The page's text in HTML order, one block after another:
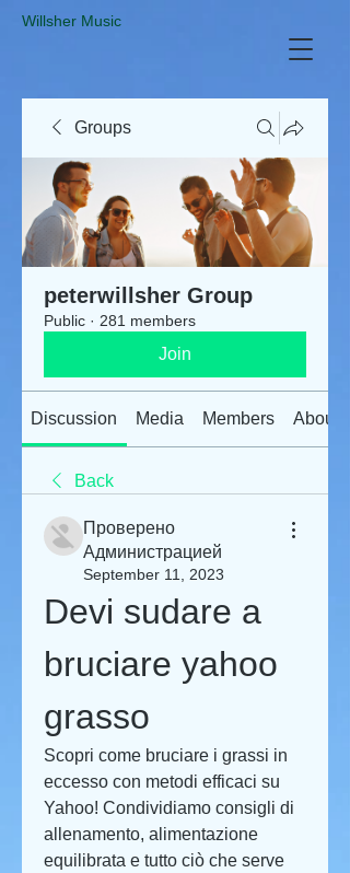
​Willsher Music
Groups
peterwillsher Group
Public · 281 members
Join
Discussion Media Members About
Back
Проверено
Администрацией
September 11, 2023
Devi sudare a
bruciare yahoo
grasso
Scopri come bruciare i grassi in
eccesso con metodi efficaci su
Yahoo! Condividiamo consigli di
allenamento, alimentazione
equilibrata e tutto ciò che serve